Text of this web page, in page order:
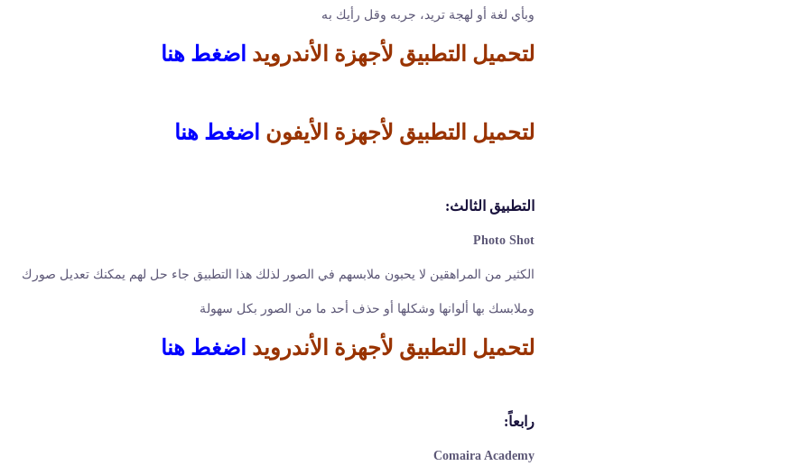
وبأي لغة أو لهجة تريد، جربه وقل رأيك به
لتحميل التطبيق لأجهزة الأندرويد اضغط هنا
لتحميل التطبيق لأجهزة الأيفون اضغط هنا
التطبيق الثالث:
Photo Shot
الكثير من المراهقين لا يحبون ملابسهم في الصور لذلك هذا التطبيق جاء حل لهم يمكنك تعديل صورك
وملابسك بها ألوانها وشكلها أو حذف أحد ما من الصور بكل سهولة
لتحميل التطبيق لأجهزة الأندرويد اضغط هنا
رابعاً:
Comaira Academy